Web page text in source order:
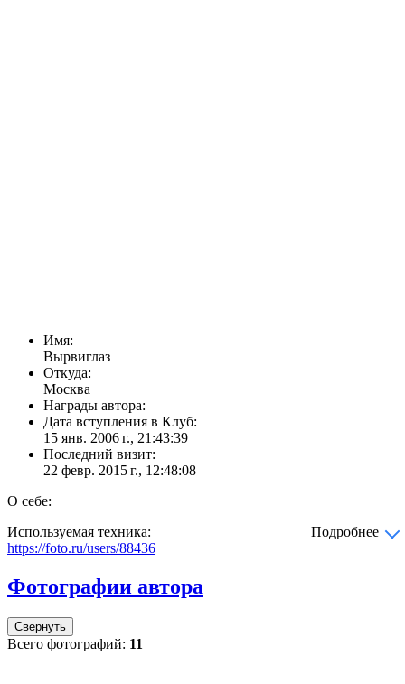
Имя:
Вырвиглаз
Откуда:
Москва
Награды автора:
Дата вступления в Клуб:
15 янв. 2006 г., 21:43:39
Последний визит:
22 февр. 2015 г., 12:48:08
О себе:
Используемая техника:
Подробнее
https://foto.ru/users/88436
Фотографии автора
Свернуть
Всего фотографий: 11